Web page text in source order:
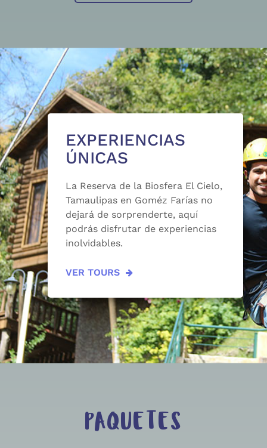
EXPERIENCIAS
ÚNICAS
La Reserva de la Biosfera El Cielo,
Tamaulipas en Goméz Farías no
dejará de sorprenderte, aquí
podrás disfrutar de experiencias
inolvidables.
VER TOURS
PAQUETES